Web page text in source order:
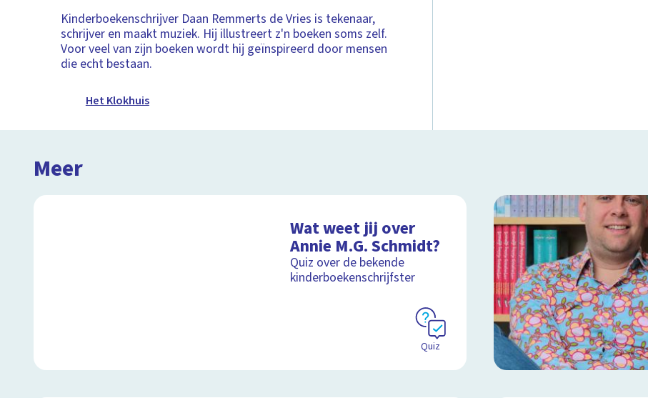
Kinderboekenschrijver Daan Remmerts de Vries is tekenaar,
schrijver en maakt muziek. Hij illustreert z'n boeken soms zelf.
Voor veel van zijn boeken wordt hij geïnspireerd door mensen
die echt bestaan.
Het Klokhuis
Meer
Wat weet jij over
Annie M.G. Schmidt?
Quiz over de bekende
kinderboekenschrijfster
Quiz